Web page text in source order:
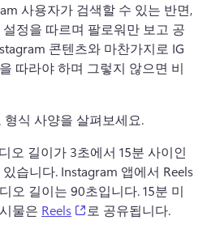
사용자가 검색할 수 있는 반면,
정을 따르며 팔로워만 보고 공
콘텐츠와 마찬가지로 IG
(opens in a new tab)
을 따라야 하며 그렇지 않으면 비
형식 사양을 살펴보세요.
오 길이가 3초에서 15분 사이인
습니다. Instagram 앱에서 Reels
오 길이는 90초입니다. 15분 미
물은 Reels (opens in a new tab)
로 공유됩니다.